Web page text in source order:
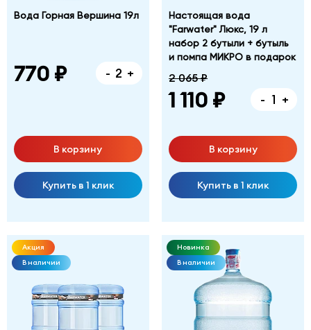
Вода Горная Вершина 19л
770 ₽ - +
В корзину
Купить в 1 клик
Настоящая вода
"Farwater" Люкс, 19 л
набор 2 бутыли + бутыль
и помпа МИКРО в подарок
2 065 ₽
1 110 ₽ - +
В корзину
Купить в 1 клик
Акция
В наличии
Новинка
В наличии